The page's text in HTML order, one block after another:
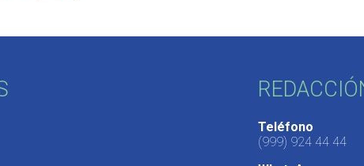
Teléfono
(999) 924 44 44